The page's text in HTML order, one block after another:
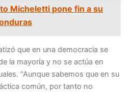
Micheletti pone fin a su
que en una democracia se
la mayoría y no se actúa en
“Aunque sabemos que en su
común, por tanto no